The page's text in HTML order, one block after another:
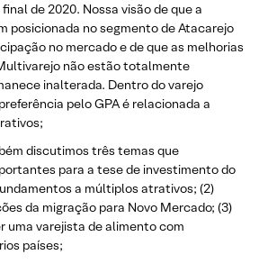
de 2020. Nossa visão de que a
posicionada no segmento de Atacarejo
no mercado e de que as melhorias
não estão totalmente
inalterada. Dentro do varejo
pelo GPA é relacionada a
discutimos três temas que
para a tese de investimento do
a múltiplos atrativos; (2)
da migração para Novo Mercado; (3)
uma varejista de alimento com
países;